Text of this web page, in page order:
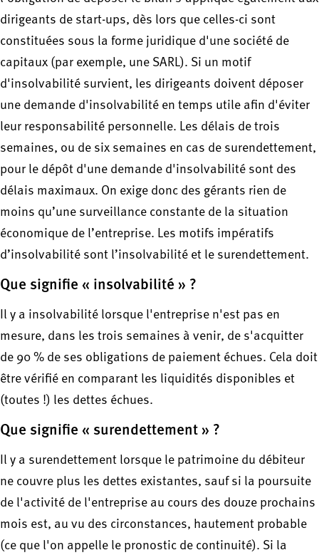
dirigeants de start-ups, dès lors que celles-ci sont
constituées sous la forme juridique d'une société de
capitaux (par exemple, une SARL). Si un motif
d'insolvabilité survient, les dirigeants doivent déposer
une demande d'insolvabilité en temps utile afin d'éviter
leur responsabilité personnelle. Les délais de trois
semaines, ou de six semaines en cas de surendettement,
pour le dépôt d'une demande d'insolvabilité sont des
délais maximaux. On exige donc des gérants rien de
moins qu’une surveillance constante de la situation
économique de l’entreprise. Les motifs impératifs
d’insolvabilité sont l’insolvabilité et le surendettement.
Que signifie « insolvabilité » ?
Il y a insolvabilité lorsque l'entreprise n'est pas en
mesure, dans les trois semaines à venir, de s'acquitter
de 90 % de ses obligations de paiement échues. Cela doit
être vérifié en comparant les liquidités disponibles et
(toutes !) les dettes échues.
Que signifie « surendettement » ?
Il y a surendettement lorsque le patrimoine du débiteur
ne couvre plus les dettes existantes, sauf si la poursuite
de l'activité de l'entreprise au cours des douze prochains
mois est, au vu des circonstances, hautement probable
(ce que l'on appelle le pronostic de continuité). Si la